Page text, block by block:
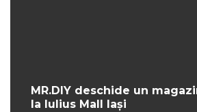
MR.DIY deschide un
la Iulius Mall Iași